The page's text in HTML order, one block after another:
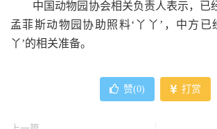
中国动物园协会相关负责人表示，已
孟菲斯动物园协助照料‘丫丫’，中方已
丫’的相关准备。
赞(0) 打赏